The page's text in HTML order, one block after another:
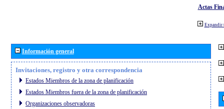
Actas
Expandir
Información general
Invitaciones, registro y otra correspondencia
Estados Miembros de la zona de planificación
Estados Miembros fuera de la zona de planificación
Organizaciones observadoras